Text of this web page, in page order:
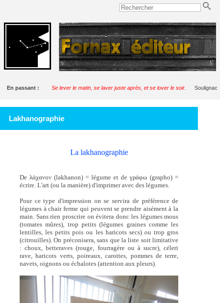
En passant : Se lever le matin, se laver juste après, et se lover le soir. Soulignac
Lakhanographie
La lakhanographie
De λάχανον (lakhanon) = légume et de γράφω (grapho) =
écrire. L'art (ou la manière) d'imprimer avec des légumes.
Pour ce type d'impression on se servira de préférence de
légumes à chair ferme qui peuvent se prendre aisément à la
main. Sans rien proscrire on évitera donc les légumes mous
(tomates mûres), trop petits (légumes graines comme les
lentilles, les petits pois ou les haricots secs) ou trop gros
(citrouilles). On préconisera, sans que la liste soit limitative
: choux, betteraves (rouge, fourragère ou à sucre), céleri
rave, haricots verts, poireaux, carottes, pommes de terre,
navets, oignons ou échalotes (attention aux pleurs).